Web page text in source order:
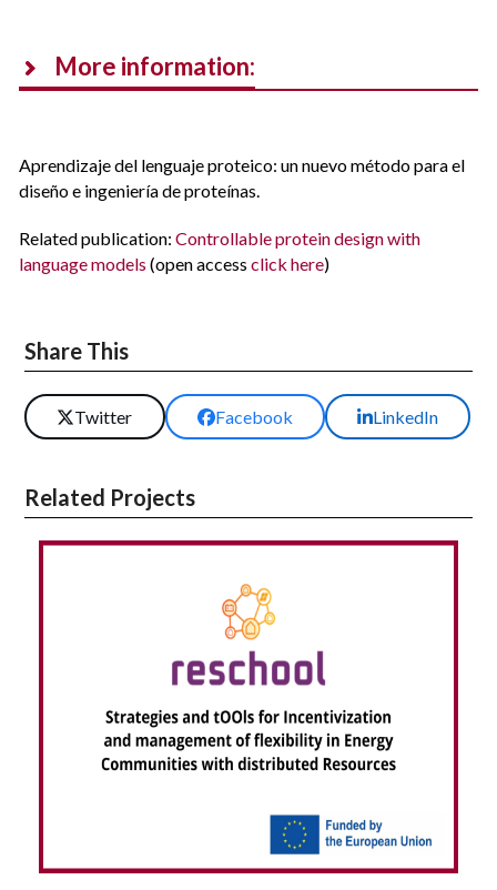
More information:
Aprendizaje del lenguaje proteico: un nuevo método para el
diseño e ingeniería de proteínas.
Related publication:Controllable protein design with
language models (open accessclick here)
Share This
Twitter Facebook LinkedIn
Related Projects